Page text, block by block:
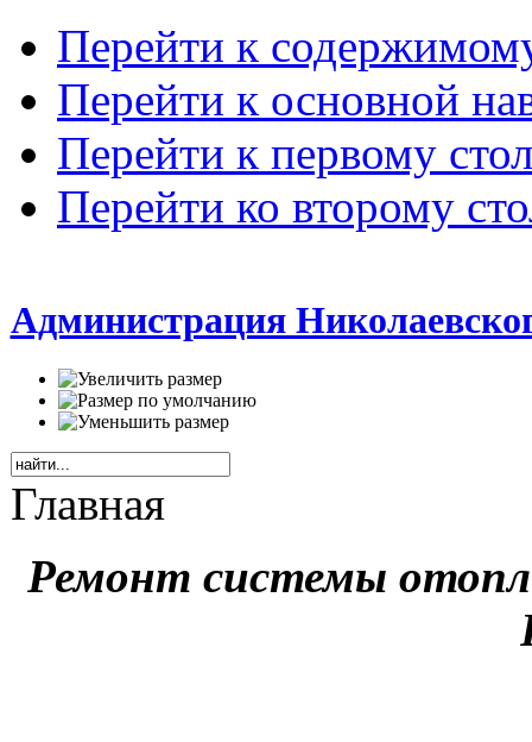
Перейти к
Перейти к основной
Перейти к первому
Перейти ко второму
Администрация
Главная
Ремонт системы